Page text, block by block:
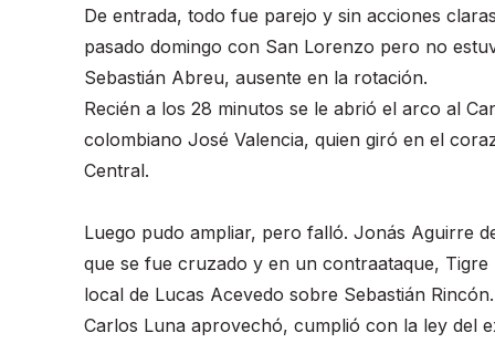
De entrada, todo fue parejo y sin acciones
pasado domingo con San Lorenzo pero no
Sebastián Abreu, ausente en la rotación.
Recién a los 28 minutos se le abrió el arco al
colombiano José Valencia, quien giró en el
Central.
Luego pudo ampliar, pero falló. Jonás Aguirre
que se fue cruzado y en un contraataque,
local de Lucas Acevedo sobre Sebastián Rincón.
Carlos Luna aprovechó, cumplió con la ley del